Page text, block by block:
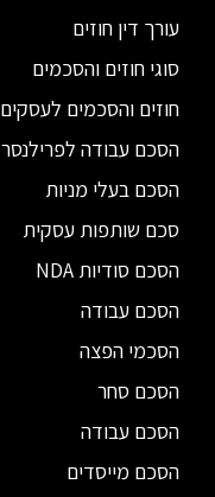
עורך דין חוזים
סוגי חוזים והסכמים
חוזים והסכמים לעסקים
הסכם עבודה לפרילנסר
הסכם בעלי מניות
סכם שותפות עסקית
הסכם סודיות NDA
הסכם עבודה
הסכמי הפצה
הסכם סחר
הסכם עבודה
הסכם מייסדים